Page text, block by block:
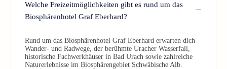
Welche Freizeitmöglichkeiten gibt es rund um das
Biosphärenhotel Graf Eberhard?
Rund um das Biosphärenhotel Graf Eberhard erwarten dich
Wander- und Radwege, der berühmte Uracher Wasserfall,
historische Fachwerkhäuser in Bad Urach sowie zahlreiche
Naturerlebnisse im Biosphärengebiet Schwäbische Alb.